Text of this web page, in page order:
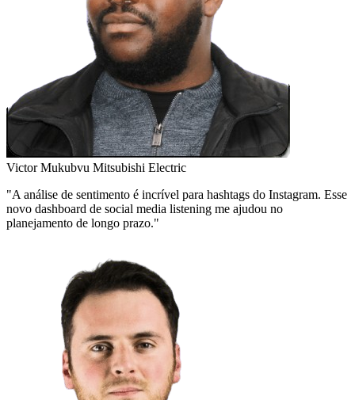
Victor Mukubvu Mitsubishi Electric
"A análise de sentimento é incrível para hashtags do Instagram. Esse
novo dashboard de social media listening me ajudou no
planejamento de longo prazo."